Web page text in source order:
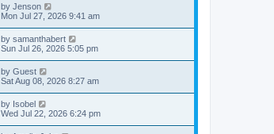
by Jenson
Mon Jul 27, 2026 9:41 am
by samanthabert
Sun Jul 26, 2026 5:05 pm
by Guest
Sat Aug 08, 2026 8:27 am
by Isobel
Wed Jul 22, 2026 6:24 pm